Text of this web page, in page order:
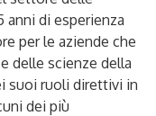
anni di esperienza
per le aziende che
delle scienze della
suoi ruoli direttivi in
dei più